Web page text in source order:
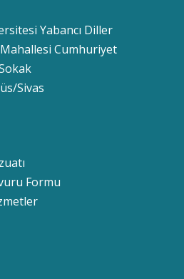
Yabancı Diller
Cumhuriyet
Sivas
Formu